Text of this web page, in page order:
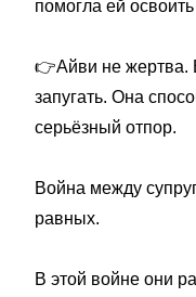
помогла ей
👉Айви не жертва.
запугать. Она
серьёзный отпор.
Война между
равных.
В этой войне они